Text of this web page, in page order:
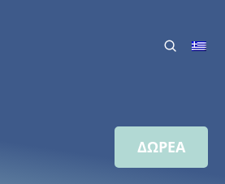
ΔΩΡΕΑ